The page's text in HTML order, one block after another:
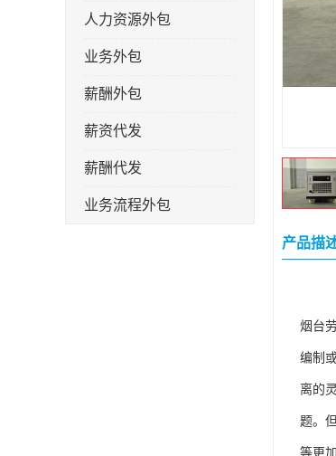
人力资源外包
业务外包
薪酬外包
薪资代发
薪酬代发
业务流程外包
产品描
烟台
编制
离的
题。
等更